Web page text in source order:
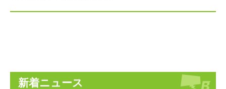
新着ニュース